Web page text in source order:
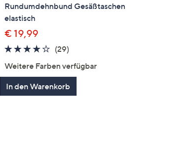
Rundumdehnbund Gesäßtaschen
elastisch
€ 19,99
4.1
5
(29)29
Weitere Farben verfügbar
In den Warenkorb